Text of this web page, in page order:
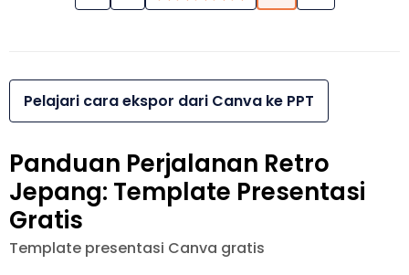
Pelajari cara ekspor dari Canva ke PPT
Panduan Perjalanan Retro
Jepang: Template Presentasi
Gratis
Template presentasi Canva gratis